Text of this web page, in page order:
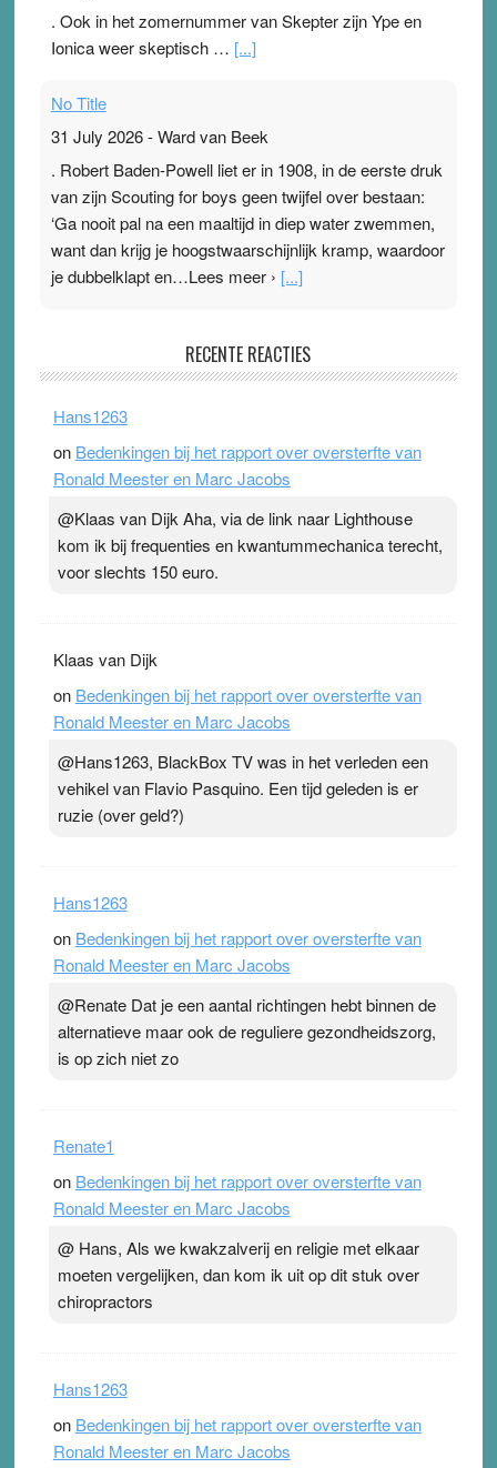
. Ook in het zomernummer van Skepter zijn Ype en
Ionica weer skeptisch … [...]
No Title
31 July 2026-Ward van Beek
. Robert Baden-Powell liet er in 1908, in de eerste druk
van zijn Scouting for boys geen twijfel over bestaan:
‘Ga nooit pal na een maaltijd in diep water zwemmen,
want dan krijg je hoogstwaarschijnlijk kramp, waardoor
je dubbelklapt en…Lees meer › [...]
Ward van Beek
topsporters. Ze hopen ermee hun hartslag te verlagen
terwijl ze meer zuurstof opnemen. Daarop heeft zo’n
pleister geen effect. Maar het gevoel ‘makkelijker te
Pleisterplakkers in de topspsort ›[...]
RECENTE REACTIES
Hans1263
on Bedenkingen bij het rapport over oversterfte van
Ronald Meester en Marc Jacobs
@Klaas van Dijk Aha, via de link naar Lighthouse
kom ik bij frequenties en kwantummechanica terecht,
voor slechts 150 euro.
Klaas van Dijk
on Bedenkingen bij het rapport over oversterfte van
Ronald Meester en Marc Jacobs
@Hans1263, BlackBox TV was in het verleden een
vehikel van Flavio Pasquino. Een tijd geleden is er
ruzie (over geld?)
Hans1263
on Bedenkingen bij het rapport over oversterfte van
Ronald Meester en Marc Jacobs
@Renate Dat je een aantal richtingen hebt binnen de
alternatieve maar ook de reguliere gezondheidszorg,
is op zich niet zo
Renate1
on Bedenkingen bij het rapport over oversterfte van
Ronald Meester en Marc Jacobs
@ Hans, Als we kwakzalverij en religie met elkaar
moeten vergelijken, dan kom ik uit op dit stuk over
chiropractors
Hans1263
on Bedenkingen bij het rapport over oversterfte van
Ronald Meester en Marc Jacobs